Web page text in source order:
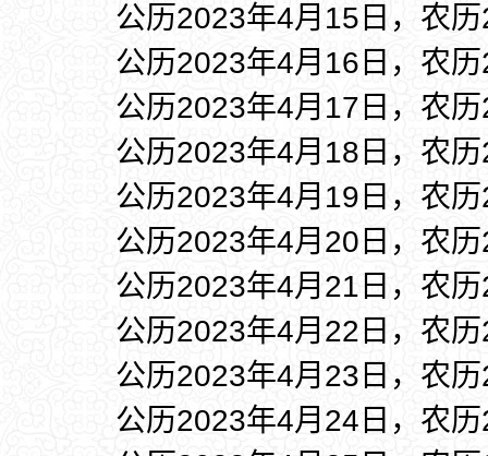
公历2023年4月15日，农
公历2023年4月16日，农
公历2023年4月17日，农
公历2023年4月18日，农
公历2023年4月19日，农
公历2023年4月20日，农
公历2023年4月21日，农
公历2023年4月22日，农
公历2023年4月23日，农
公历2023年4月24日，农